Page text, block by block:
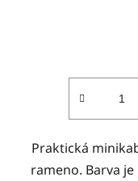
Praktická
rameno. Barva